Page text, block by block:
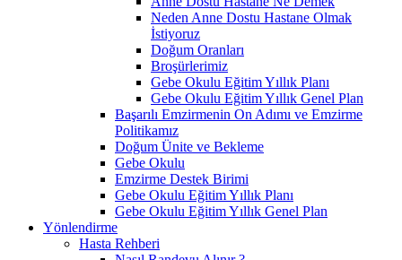
Neden Anne Dostu Hastane Olmak
İstiyoruz
Doğum Oranları
Broşürlerimiz
Gebe Okulu Eğitim Yıllık Planı
Gebe Okulu Eğitim Yıllık Genel Plan
Başarılı Emzirmenin On Adımı ve Emzirme
Politikamız
Doğum Ünite ve Bekleme
Gebe Okulu
Emzirme Destek Birimi
Gebe Okulu Eğitim Yıllık Planı
Gebe Okulu Eğitim Yıllık Genel Plan
Yönlendirme
Hasta Rehberi